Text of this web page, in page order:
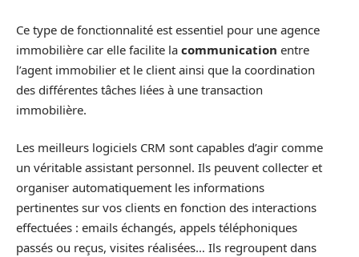
Ce type de fonctionnalité est essentiel pour une agence
immobilière car elle facilite la communication entre
l’agent immobilier et le client ainsi que la coordination
des différentes tâches liées à une transaction
immobilière.
Les meilleurs logiciels CRM sont capables d’agir comme
un véritable assistant personnel. Ils peuvent collecter et
organiser automatiquement les informations
pertinentes sur vos clients en fonction des interactions
effectuées : emails échangés, appels téléphoniques
passés ou reçus, visites réalisées… Ils regroupent dans